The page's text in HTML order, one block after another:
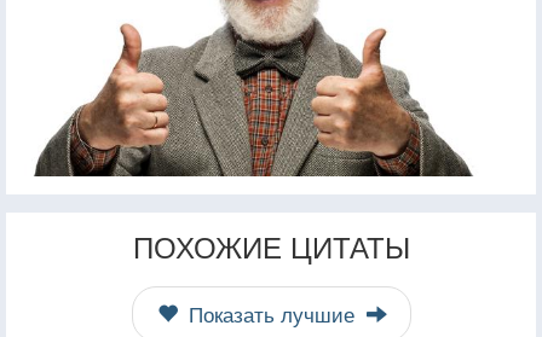
ПОХОЖИЕ ЦИТАТЫ
Показать лучшие